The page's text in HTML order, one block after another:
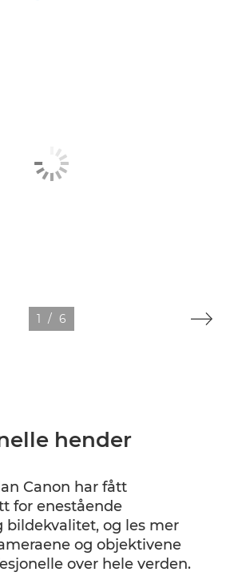
1 / 6
hender
Canon har fått
for enestående
bildekvalitet, og les mer
og objektivene
over hele verden.